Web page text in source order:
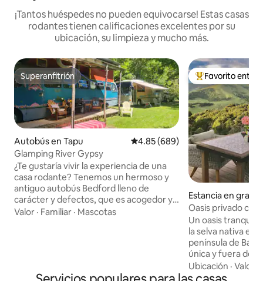
¡Tantos huéspedes no pueden equivocarse! Estas casas
rodantes tienen calificaciones excelentes por su
ubicación, su limpieza y mucho más.
Superanfitrión
Superanfitrión
Autobús en Tapu Calificación promedio: 4.85 de
4.85 (689)
Glamping River Gypsy
¿Te gustaría vivir la experiencia de una
casa rodante? Tenemos un hermoso y
antiguo autobús Bedford lleno de
carácter y defectos, que es acogedor y
cómodo y está en tu propia área privada
inodoro de compostaje - Cocina de
Valor · Familiar · Mascotas
De los mejores
Favorito entre
Estancia en
River
Oasis privado
al monte nativo.
Un oasis
la selva nativa en
península de
única y fuera de
(calefacción
nueva.
Ubicación ·Valor